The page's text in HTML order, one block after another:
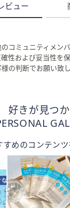
ビュー
コミュニティメン
性および妥当性を
の判断でお願い致し
好きが見つ
すめのコンテン